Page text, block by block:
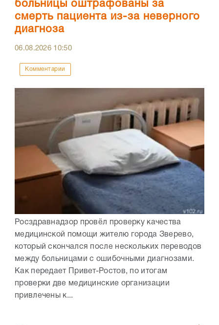
больницы оштрафованы за
смерть пациента из-за неверного
диагноза
06.08.2026 10:50
Комментарии
Росздравнадзор провёл проверку качества
медицинской помощи жителю города Зверево,
который скончался после нескольких переводов
между больницами с ошибочными диагнозами.
Как передает Привет-Ростов, по итогам
проверки две медицинские организации
привлечены к...